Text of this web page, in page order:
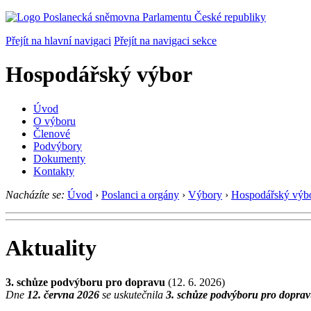
Přejít na hlavní navigaci Přejít na navigaci sekce
Hospodářský výbor
Úvod
O výboru
Členové
Podvýbory
Dokumenty
Kontakty
Nacházíte se: Úvod › Poslanci a orgány › Výbory › Hospodářský
Aktuality
3. schůze podvýboru pro dopravu (12. 6. 2026)
Dne 12. června 2026 se uskutečnila 3. schůze podvýboru pro